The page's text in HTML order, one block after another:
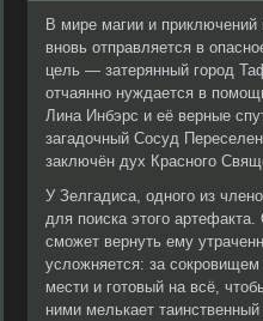
В мире магии и
вновь отправляется в
цель — затерянный город
отчаянно нуждается в
Лина Инбэрс и её верные
загадочный Сосуд
заключён дух Красного
У Зелгадиса, одного из
для поиска этого
сможет вернуть ему
усложняется: за
мести и готовый на всё,
ними мелькает